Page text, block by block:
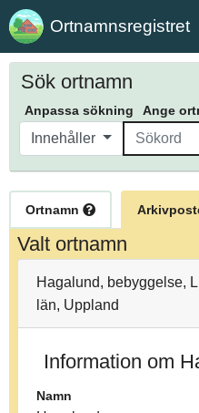
Ortnamnsregistret
Sök ortnamn
Anpassa sökning Ange
Innehåller
Ortnamn
Valt ortnamn
Hagalund, bebyggelse,
län, Uppland
Information om
Namn